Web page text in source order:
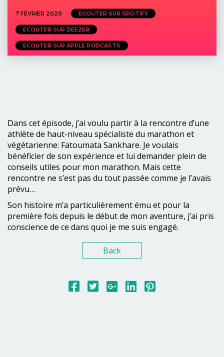
7 FÉVRIER 2020 ECOUTER SUR SPOTIFY
ECOUTER SUR DEEZER
ECOUTER SUR APPLE PODCASTS
Dans cet épisode, j’ai voulu partir à la rencontre d’une
athlète de haut-niveau spécialiste du marathon et
végétarienne: Fatoumata Sankhare. Je voulais
bénéficier de son expérience et lui demander plein de
conseils utiles pour mon marathon. Mais cette
rencontre ne s’est pas du tout passée comme je l’avais
prévu…
Son histoire m’a particulièrement ému et pour la
première fois depuis le début de mon aventure, j’ai pris
conscience de ce dans quoi je me suis engagé.
Back